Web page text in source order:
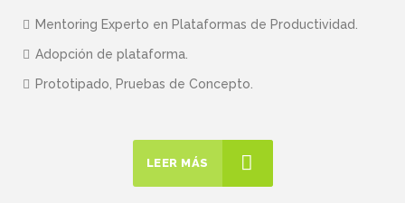
Mentoring Experto en Plataformas de Productividad.
Adopción de plataforma.
Prototipado, Pruebas de Concepto.
LEER MÁS